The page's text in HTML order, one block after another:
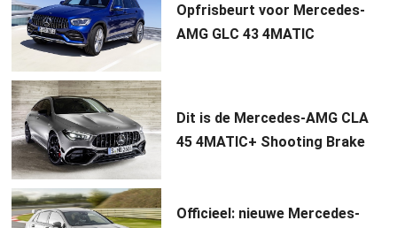
Opfrisbeurt voor Mercedes-
AMG GLC 43 4MATIC
Dit is de Mercedes-AMG CLA
45 4MATIC+ Shooting Brake
Officieel: nieuwe Mercedes-